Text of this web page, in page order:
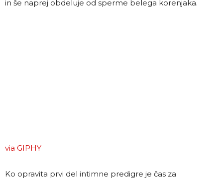
in še naprej obdeluje od sperme belega korenjaka.
via GIPHY
Ko opravita prvi del intimne predigre je čas za